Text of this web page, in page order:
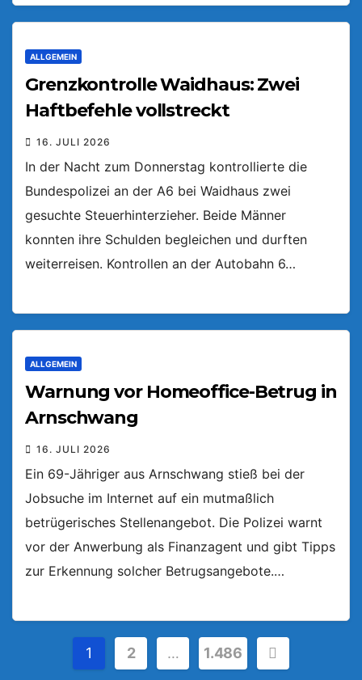
ALLGEMEIN
Grenzkontrolle Waidhaus: Zwei
Haftbefehle vollstreckt
16. JULI 2026
In der Nacht zum Donnerstag kontrollierte die
Bundespolizei an der A6 bei Waidhaus zwei
gesuchte Steuerhinterzieher. Beide Männer
konnten ihre Schulden begleichen und durften
weiterreisen. Kontrollen an der Autobahn 6…
ALLGEMEIN
Warnung vor Homeoffice-Betrug in
Arnschwang
16. JULI 2026
Ein 69-Jähriger aus Arnschwang stieß bei der
Jobsuche im Internet auf ein mutmaßlich
betrügerisches Stellenangebot. Die Polizei warnt
vor der Anwerbung als Finanzagent und gibt Tipps
zur Erkennung solcher Betrugsangebote.…
Seitennummerierung
1 2 … 1.486